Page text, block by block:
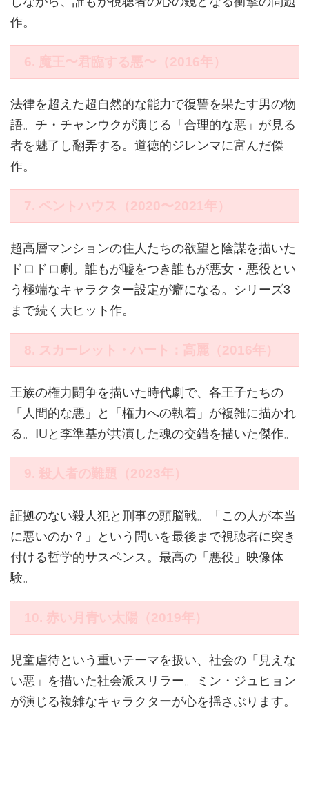
作。
6. 魔王〜君臨する悪〜（2016年）
法律を超えた超自然的な能力で復讐を果たす男の物
語。チ・チャンウクが演じる「合理的な悪」が見る
者を魅了し翻弄する。道徳的ジレンマに富んだ傑
作。
7. ペントハウス（2020〜2021年）
超高層マンションの住人たちの欲望と陰謀を描いた
ドロドロ劇。誰もが嘘をつき誰もが悪女・悪役とい
う極端なキャラクター設定が癖になる。シリーズ3
まで続く大ヒット作。
8. スカーレット・ハート：高麗（2016年）
王族の権力闘争を描いた時代劇で、各王子たちの
「人間的な悪」と「権力への執着」が複雑に描かれ
る。IUと李準基が共演した魂の交錯を描いた傑作。
9. 殺人者の難題（2023年）
証拠のない殺人犯と刑事の頭脳戦。「この人が本当
に悪いのか？」という問いを最後まで視聴者に突き
付ける哲学的サスペンス。最高の「悪役」映像体
験。
10. 赤い月青い太陽（2019年）
児童虐待という重いテーマを扱い、社会の「見えな
い悪」を描いた社会派スリラー。ミン・ジュヒョン
が演じる複雑なキャラクターが心を揺さぶります。